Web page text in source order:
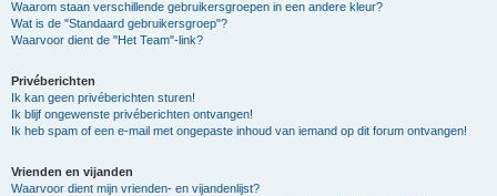
Waarom staan verschillende gebruikersgroepen in een andere kleur?
Wat is de "Standaard gebruikersgroep"?
Waarvoor dient de "Het Team"-link?
Privéberichten
Ik kan geen privéberichten sturen!
Ik blijf ongewenste privéberichten ontvangen!
Ik heb spam of een e-mail met ongepaste inhoud van iemand op dit forum ontvangen!
Vrienden en vijanden
Waarvoor dient mijn vrienden- en vijandenlijst?